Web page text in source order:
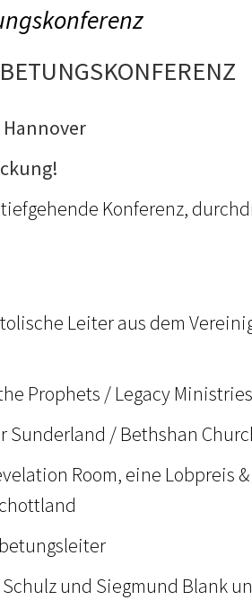
Hannover
Konferenz,
Leiter aus dem
Prophets / Legacy
Sunderland / Bethshan
Room, eine Lobpreis &
und Siegmund Blank